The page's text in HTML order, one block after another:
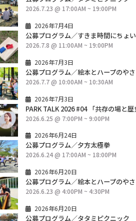
2026.7.23 @ 17:00AM ~ 19:00PM
2026年7月4日
公募プログラム／すきま時間にちょい
2026.7.8 @ 11:00AM ~ 19:00PM
2026年7月3日
公募プログラム／絵本とハープのや
2026.7.7 @ 10:00AM ~ 10:30AM
2026年7月3日
PARK TALK 2026 #04 「共存の場と
2026.6.25 @ 7:00PM ~ 9:00PM
2026年6月24日
公募プログラム／夕方太極拳
2026.6.24 @ 17:00AM ~ 18:00PM
2026年6月20日
公募プログラム／絵本とハープのや
2026.6.23 @ 4:00PM ~ 4:30PM
2026年6月20日
公募プログラム／タタミピクニック